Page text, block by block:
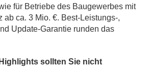
für Betriebe des Baugewerbes mit
ab ca. 3 Mio. €. Best-Leistungs-,
Update-Garantie runden das
sollten Sie nicht